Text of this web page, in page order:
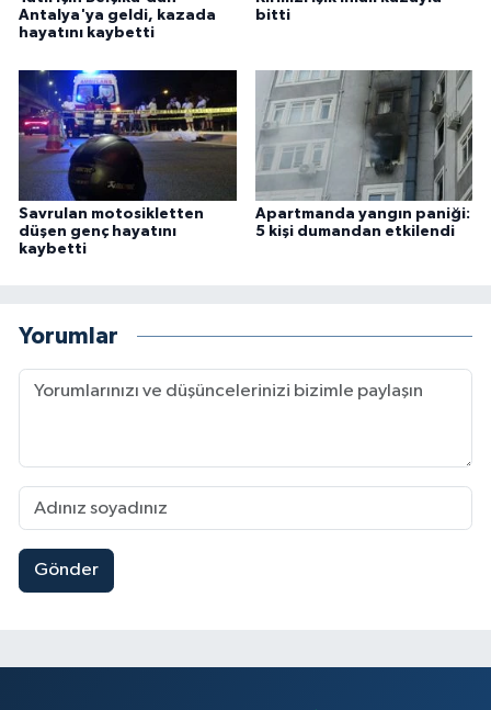
Antalya'ya geldi, kazada
hayatını kaybetti
bitti
Savrulan motosikletten
düşen genç hayatını
kaybetti
Apartmanda yangın paniği:
5 kişi dumandan etkilendi
Yorumlar
Gönder